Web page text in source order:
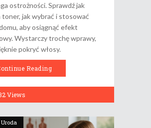
ostrożności. Sprawdź jak
toner, jak wybrać i stosować
aby osiągnąć efekt
Wystarczy trochę wprawy,
pokryć włosy.
Reading
Views